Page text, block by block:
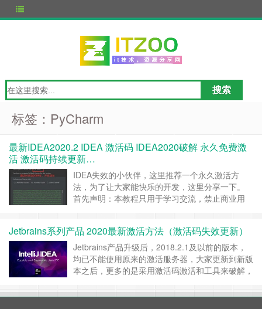
标签：PyCharm
最新IDEA2020.2 IDEA 激活码 IDEA2020破解 永久免费激
活 激活码持续更新…
IDEA失效的小伙伴，这里推荐一个永久激活方
法，为了让大家能快乐的开发，这里分享一下。
首先声明：本教程只用于学习交流，禁止商业用
作者删除。 个人已经成功激活2089年，先上图。
ok，如果之前IDE已经工破解过，现在失效了，可
以重新安装IDE。这里分享一个2019版I……继续
阅读 »
Jetbrains系列产品 2020最新激活方法（激活码失效更新）
Jetbrains产品升级后，2018.2.1及以前的版本，
均已不能使用原来的激活服务器，大家更新到新版
本之后，更多的是采用激活码激活和工具来破解，
产品2020.1及以下版本（理论上适用于目前所有